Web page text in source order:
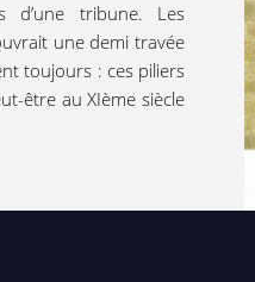
d’une tribune. Les
une demi travée
toujours : ces piliers
être au XIème siècle